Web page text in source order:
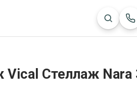
Vical Стеллаж Nara